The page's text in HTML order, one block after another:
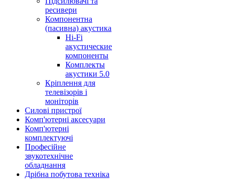
ресивери
Компонентна
(пасивна) акустика
Hi-Fi
акустические
компоненты
Комплекты
акустики 5.0
Кріплення для
телевізорів і
моніторів
Силові пристрої
Комп'ютерні аксесуари
Комп'ютерні
комплектуючі
Професійне
звукотехнічне
обладнання
Дрібна побутова техніка